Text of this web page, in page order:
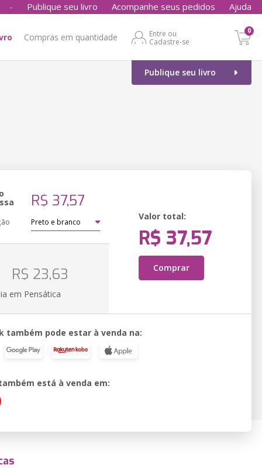
- Publique seu livro Acompanhe seus pedidos Ajuda
Compras em quantidade
Entre ou
Cadastre-se
0
Publique seu livro
R$ 37,57
Valor total:
R$ 37,57
Comprar
R$ 23,63
em Pensática
também pode estar à venda na:
está à venda em: